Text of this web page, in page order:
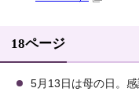
18ページ
5月13日は母の日。